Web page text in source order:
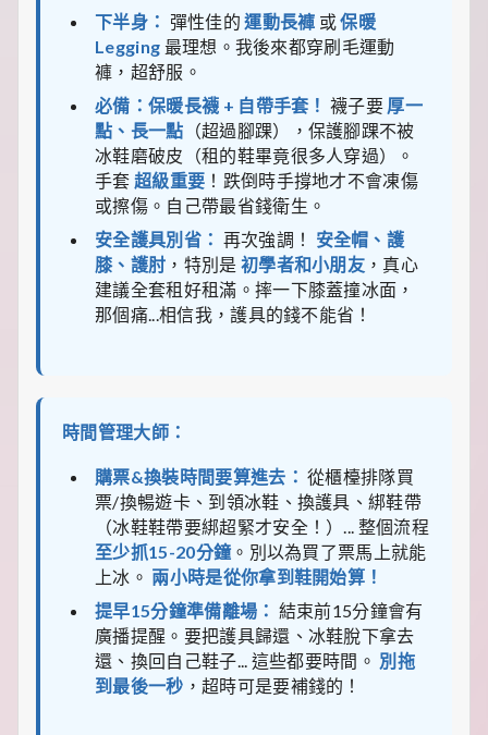
下半身： 彈性佳的運動長褲 或保暖
Legging 最理想。我後來都穿刷毛運動
褲，超舒服。
必備：保暖長襪 + 自帶手套！ 襪子要 厚一
點、長一點 （超過腳踝），保護腳踝不被
冰鞋磨破皮（租的鞋畢竟很多人穿過）。
手套 超級重要 ！跌倒時手撐地才不會凍傷
或擦傷。自己帶最省錢衛生。
安全護具別省： 再次強調！ 安全帽、護
膝、護肘 ，特別是 初學者和小朋友 ，真心
建議全套租好租滿。摔一下膝蓋撞冰面，
那個痛...相信我，護具的錢不能省！
時間管理大師：
購票&換裝時間要算進去： 從櫃檯排隊買
票/換暢遊卡、到領冰鞋、換護具、綁鞋帶
（冰鞋鞋帶要綁超緊才安全！）... 整個流程
至少抓15-20分鐘。別以為買了票馬上就能
上冰。 兩小時是從你拿到鞋開始算！
提早15分鐘準備離場： 結束前15分鐘會有
廣播提醒。要把護具歸還、冰鞋脫下拿去
還、換回自己鞋子... 這些都要時間。 別拖
到最後一秒 ，超時可是要補錢的！